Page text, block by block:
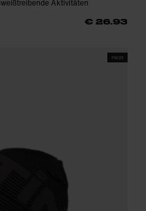
Aktivitäten
€ 26.93
FW25